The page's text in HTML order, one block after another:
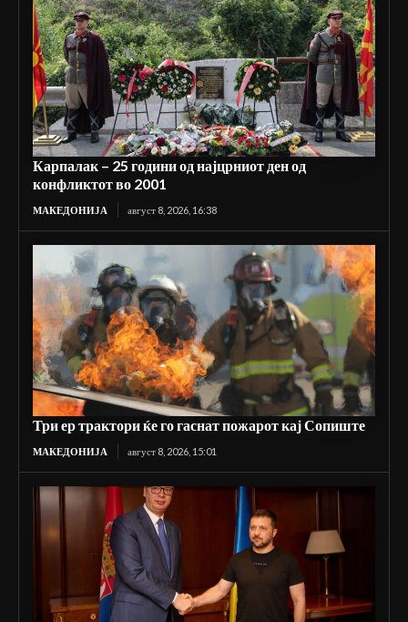
Карпалак – 25 години од најцрниот ден од
конфликтот во 2001
МАКЕДОНИЈА август 8, 2026, 16:38
Три ер трактори ќе го гаснат пожарот кај Сопиште
МАКЕДОНИЈА август 8, 2026, 15:01